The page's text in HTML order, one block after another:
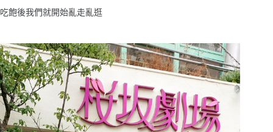
吃飽後我們就開始亂走亂逛